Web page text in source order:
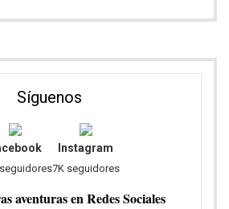
Síguenos
Instagram
7K seguidores
aventuras en Redes Sociales